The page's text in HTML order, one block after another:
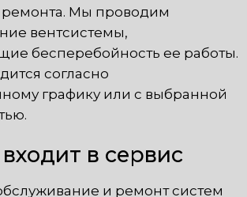
ремонта. Мы проводим
вентсистемы,
бесперебойность ее работы.
согласно
графику или с выбранной
в сервис
и ремонт систем